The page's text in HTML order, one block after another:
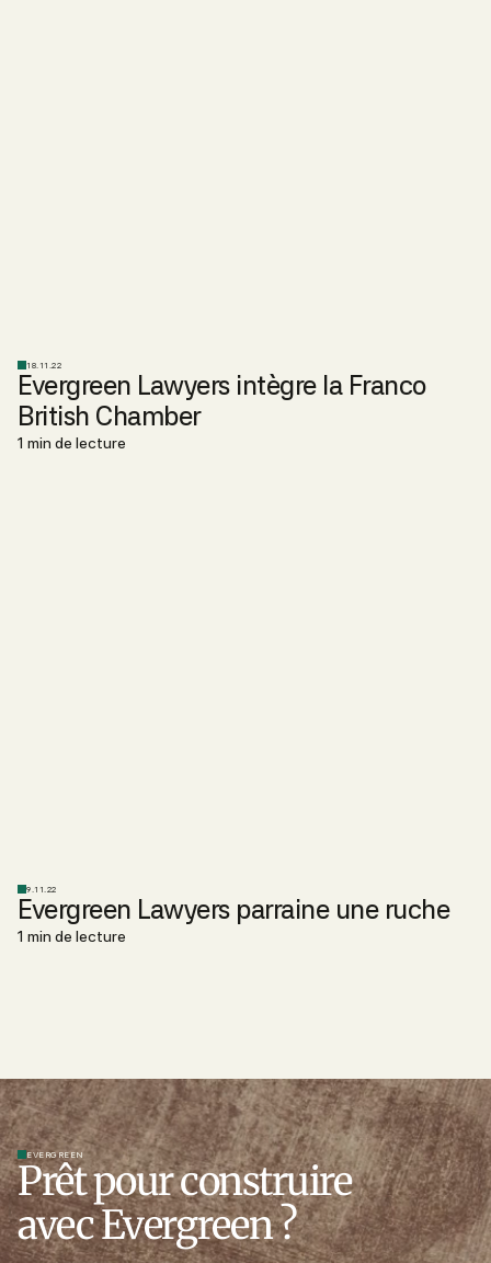
18.11.22
Evergreen Lawyers intègre la Franco
British Chamber
1 min de lecture
9.11.22
Evergreen Lawyers parraine une ruche
1 min de lecture
EVERGREEN
Prêt pour construire
avec Evergreen ?